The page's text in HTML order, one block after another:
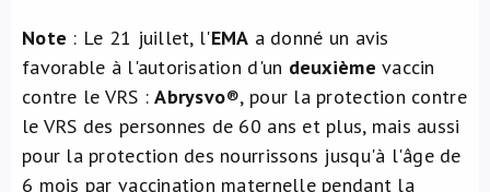
Note : Le 21 juillet, l'EMA a donné un avis
favorable à l'autorisation d'un deuxième vaccin
contre le VRS :Abrysvo®, pour la protection contre
le VRS des personnes de 60 ans et plus, mais aussi
pour la protection des nourrissons jusqu'à l'âge de
6 mois par vaccination maternelle pendant la